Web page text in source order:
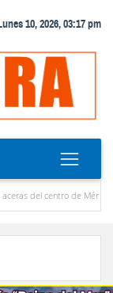
10, 2026, 03:17 pm
del centro de Mérida